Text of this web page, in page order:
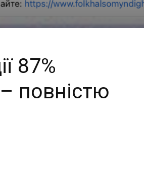
87%
повністю